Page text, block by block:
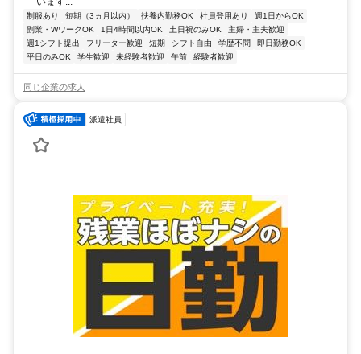
制服あり 短期（3ヵ月以内） 扶養内勤務OK 社員登用あり
週1日からOK
副業・WワークOK
1日4時間以内OK 土日祝のみOK
主婦・主夫歓迎
週1シフト提出
フリーター歓迎 短期 シフト自由 学歴不問
即日勤務OK
平日のみOK
学生歓迎 未経験者歓迎 午前 経験者歓迎
同じ企業の求人
派遣社員